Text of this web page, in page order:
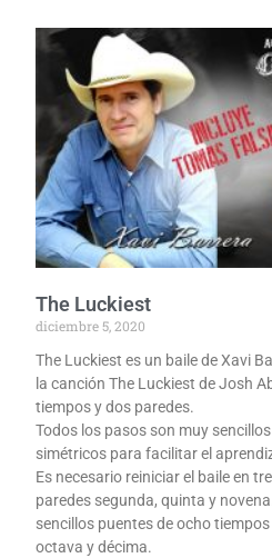
The Luckiest
diciembre 5, 2020
The Luckiest es un baile de Xavi
la canción The Luckiest de Josh
tiempos y dos paredes.
Todos los pasos son muy
simétricos para facilitar el
Es necesario reiniciar el baile en
paredes segunda, quinta y
sencillos puentes de ocho
octava y décima.